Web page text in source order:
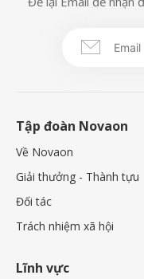
Tập đoàn Novaon
Về Novaon
Giải thưởng - Thành tựu
Đối tác
Trách nhiệm xã hội
Lĩnh vực